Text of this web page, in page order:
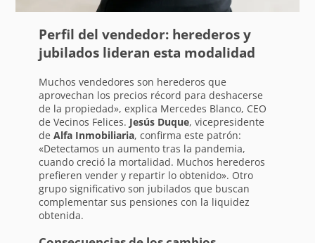
Perfil del vendedor: herederos y
jubilados lideran esta modalidad
Muchos vendedores son herederos que
aprovechan los precios récord para deshacerse
de la propiedad», explica Mercedes Blanco, CEO
de Vecinos Felices. Jesús Duque, vicepresidente
de Alfa Inmobiliaria, confirma este patrón:
«Detectamos un aumento tras la pandemia,
cuando creció la mortalidad. Muchos herederos
prefieren vender y repartir lo obtenido». Otro
grupo significativo son jubilados que buscan
complementar sus pensiones con la liquidez
obtenida.